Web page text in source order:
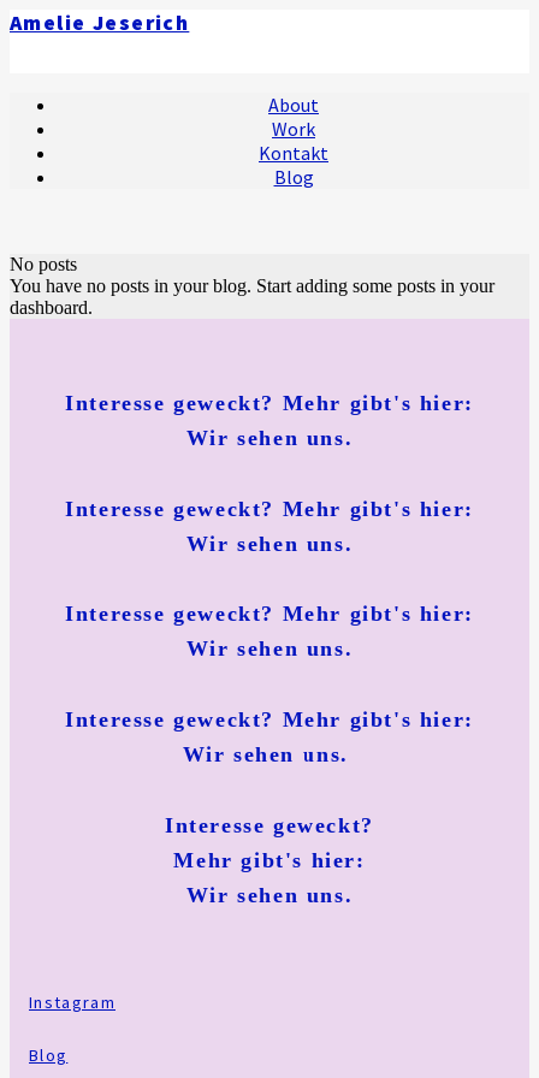
Amelie Jeserich
About
Work
Kontakt
Blog
No posts
You have no posts in your blog. Start adding some posts in your
dashboard.
Interesse geweckt? Mehr gibt's hier:
Wir sehen uns.
Interesse geweckt? Mehr gibt's hier:
Wir sehen uns.
Interesse geweckt? Mehr gibt's hier:
Wir sehen uns.
Interesse geweckt? Mehr gibt's hier:
Wir sehen uns.
Interesse geweckt?
Mehr gibt's hier:
Wir sehen uns.
Instagram
Blog